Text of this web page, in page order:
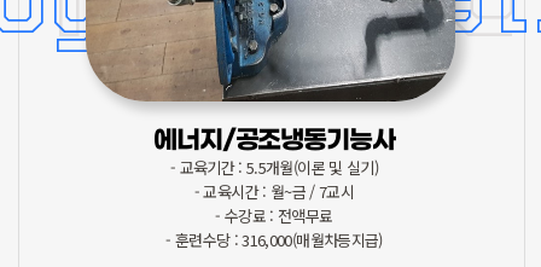
에너지/공조냉동기능사
- 교육기간 : 5.5개월(이론 및 실기)
- 교육시간 : 월~금 / 7교시
- 수강료 : 전액무료
- 훈련수당 : 316,000(매월차등지급)